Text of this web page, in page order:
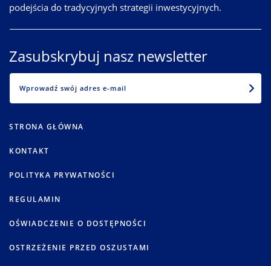
podejścia do tradycyjnych strategii inwestycyjnych.
Zasubskrybuj nasz newsletter
STRONA GŁÓWNA
KONTAKT
POLITYKA PRYWATNOŚCI
REGULAMIN
OŚWIADCZENIE O DOSTĘPNOŚCI
OSTRZEŻENIE PRZED OSZUSTAMI